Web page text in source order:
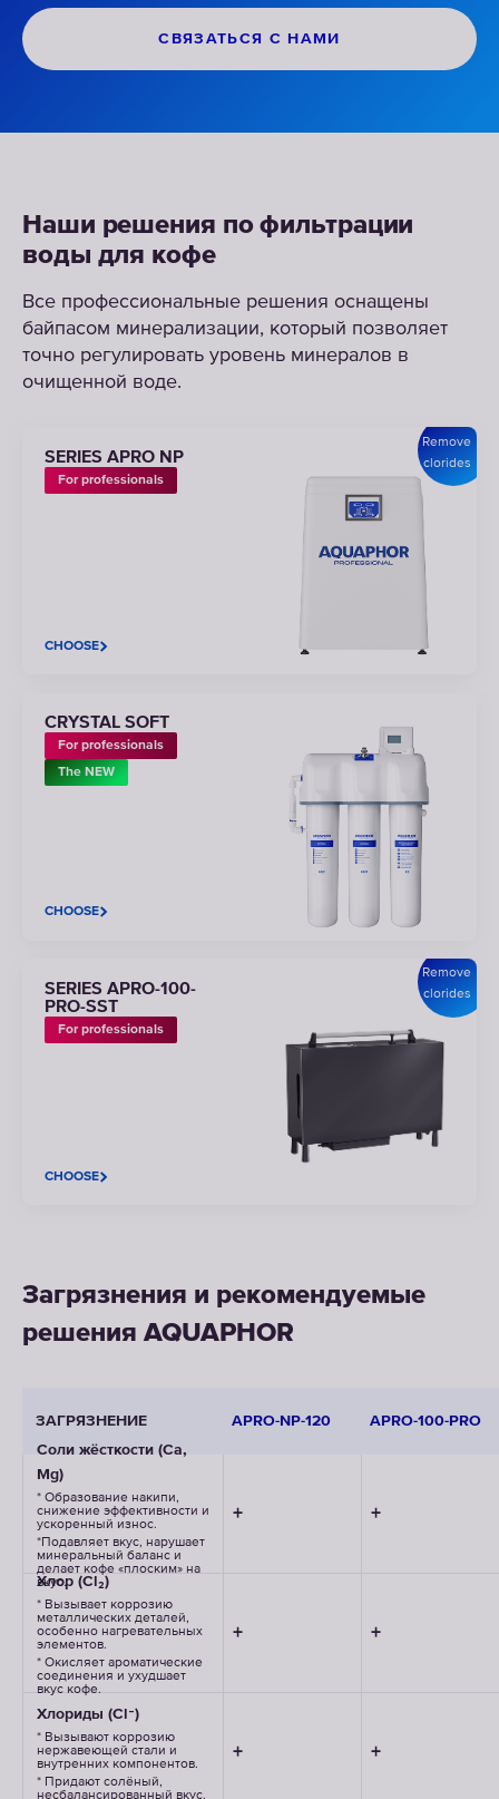
СВЯЗАТЬСЯ С НАМИ
Наши решения по фильтрации
воды для кофе
Все профессиональные решения оснащены
байпасом минерализации, который позволяет
точно регулировать уровень минералов в
очищенной воде.
Remove
clorides
SERIES APRO NP
For professionals
CHOOSE
CRYSTAL SOFT
For professionals
The NEW
CHOOSE
Remove
clorides
SERIES APRO-100-
PRO-SST
For professionals
CHOOSE
Загрязнения и рекомендуемые
решения AQUAPHOR
APRO-NP-120 APRO-100-PRO
+ +
+ +
+ +
ЗАГРЯЗНЕНИЕ
Соли жёсткости (Ca,
Mg)
* Образование накипи,
снижение эффективности и
ускоренный износ.
*Подавляет вкус, нарушает
минеральный баланс и
делает кофе «плоским» на
вкус.
Хлор (Cl₂)
* Вызывает коррозию
металлических деталей,
особенно нагревательных
элементов.
* Окисляет ароматические
соединения и ухудшает
вкус кофе.
Хлориды (Cl⁻)
* Вызывают коррозию
нержавеющей стали и
внутренних компонентов.
* Придают солёный,
несбалансированный вкус.